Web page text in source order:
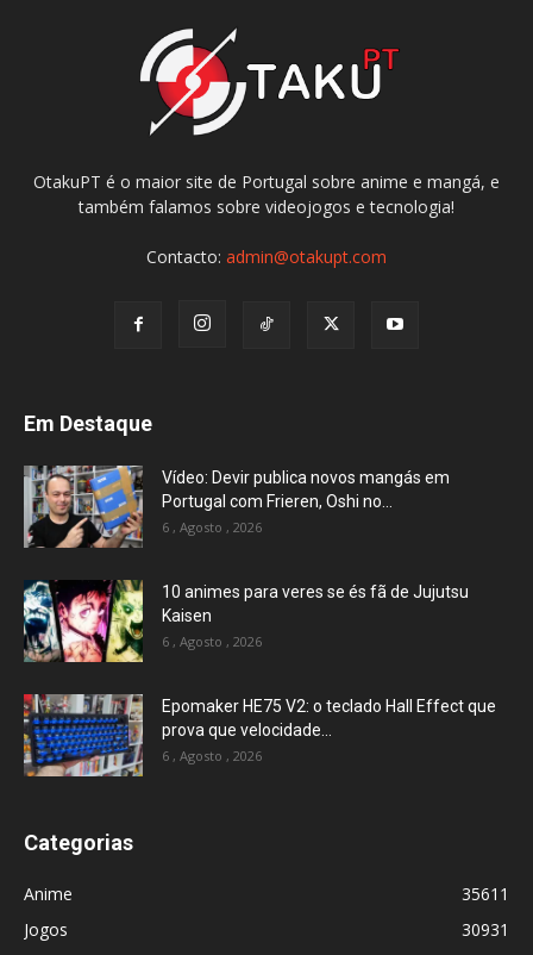
OtakuPT é o maior site de Portugal sobre anime e mangá, e
também falamos sobre videojogos e tecnologia!
Contacto: admin@otakupt.com
Em Destaque
Vídeo: Devir publica novos mangás em
Portugal com Frieren, Oshi no...
6 , Agosto , 2026
10 animes para veres se és fã de Jujutsu
Kaisen
6 , Agosto , 2026
Epomaker HE75 V2: o teclado Hall Effect que
prova que velocidade...
6 , Agosto , 2026
Categorias
Anime
35611
Jogos
30931